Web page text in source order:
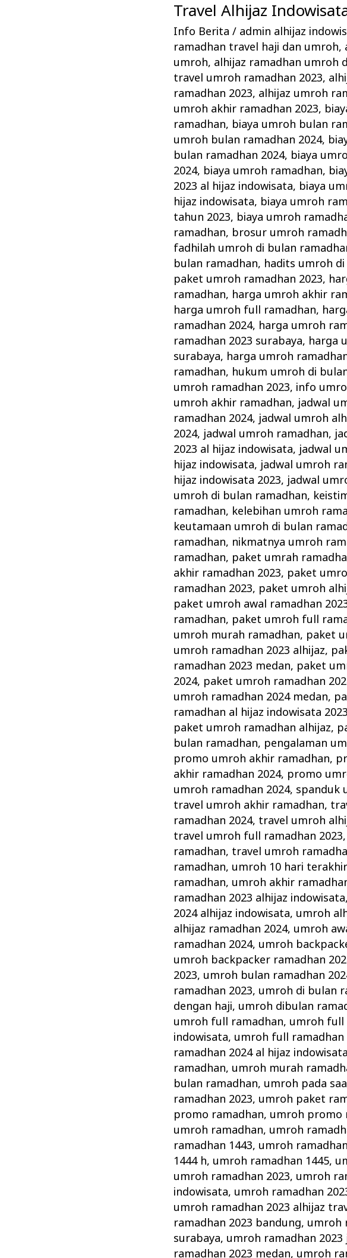
Travel Alhijaz
Info Berita / admin alhijaz
ramadhan travel haji dan umroh,
umroh, alhijaz ramadhan umroh
travel umroh ramadhan 2023,
ramadhan 2023, alhijaz umroh
umroh akhir ramadhan 2023,
ramadhan, biaya umroh bulan
umroh bulan ramadhan 2024,
bulan ramadhan 2024, biaya
2024, biaya umroh ramadhan,
2023 al hijaz indowisata, biaya
hijaz indowisata, biaya umroh
tahun 2023, biaya umroh
ramadhan, brosur umroh
fadhilah umroh di bulan
bulan ramadhan, hadits umroh
paket umroh ramadhan 2023,
ramadhan, harga umroh akhir
harga umroh full ramadhan,
ramadhan 2024, harga umroh
ramadhan 2023 surabaya, harga
surabaya, harga umroh
ramadhan, hukum umroh di
umroh ramadhan 2023, info
umroh akhir ramadhan, jadwal
ramadhan 2024, jadwal umroh
2024, jadwal umroh ramadhan,
2023 al hijaz indowisata, jadwal
hijaz indowisata, jadwal umroh
hijaz indowisata 2023, jadwal
umroh di bulan ramadhan,
ramadhan, kelebihan umroh
keutamaan umroh di bulan
ramadhan, nikmatnya umroh
ramadhan, paket umrah
akhir ramadhan 2023, paket
ramadhan 2023, paket umroh
paket umroh awal ramadhan
ramadhan, paket umroh full
umroh murah ramadhan, paket
umroh ramadhan 2023 alhijaz,
ramadhan 2023 medan, paket
2024, paket umroh ramadhan
umroh ramadhan 2024 medan,
ramadhan al hijaz indowisata 2023
paket umroh ramadhan alhijaz,
bulan ramadhan, pengalaman
promo umroh akhir ramadhan,
akhir ramadhan 2024, promo
umroh ramadhan 2024, spanduk
travel umroh akhir ramadhan,
ramadhan 2024, travel umroh
travel umroh full ramadhan 2023,
ramadhan, travel umroh
ramadhan, umroh 10 hari
ramadhan, umroh akhir
ramadhan 2023 alhijaz indowisata,
2024 alhijaz indowisata, umroh
alhijaz ramadhan 2024, umroh
ramadhan 2024, umroh
umroh backpacker ramadhan
2023, umroh bulan ramadhan
ramadhan 2023, umroh di bulan
dengan haji, umroh dibulan
umroh full ramadhan, umroh full
indowisata, umroh full ramadhan
ramadhan 2024 al hijaz indowisata
ramadhan, umroh murah
bulan ramadhan, umroh pada
ramadhan 2023, umroh paket
promo ramadhan, umroh promo
umroh ramadhan, umroh
ramadhan 1443, umroh
1444 h, umroh ramadhan 1445,
umroh ramadhan 2023, umroh
indowisata, umroh ramadhan
umroh ramadhan 2023 alhijaz
ramadhan 2023 bandung, umroh
surabaya, umroh ramadhan 2023
ramadhan 2023 medan, umroh
Travel
Alhijaz
Indowisata
Tawarkan
Paket
Umrah
Ramadhan